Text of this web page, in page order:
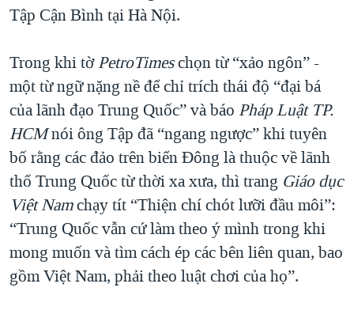
Tập Cận Bình tại Hà Nội.
Trong khi tờPetroTimeschọn từ “xảo ngôn” -
một từ ngữ nặng nề để chỉ trích thái độ “đại bá
của lãnh đạo Trung Quốc” và báo Pháp Luật TP.
HCMnói ông Tập đã “ngang ngược” khi tuyên
bố rằng các đảo trên biển Đông là thuộc về lãnh
thổ Trung Quốc từ thời xa xưa, thì trang Giáo dục
Việt Namchạy tít “Thiện chí chót lưỡi đầu môi”:
“Trung Quốc vẫn cứ làm theo ý mình trong khi
mong muốn và tìm cách ép các bên liên quan, bao
gồm Việt Nam, phải theo luật chơi của họ”.